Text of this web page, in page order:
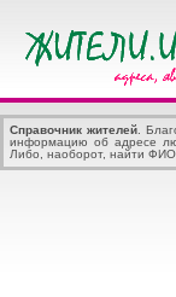
Справочник жителей .
информацию об адресе
Либо, наоборот, найти ФИО